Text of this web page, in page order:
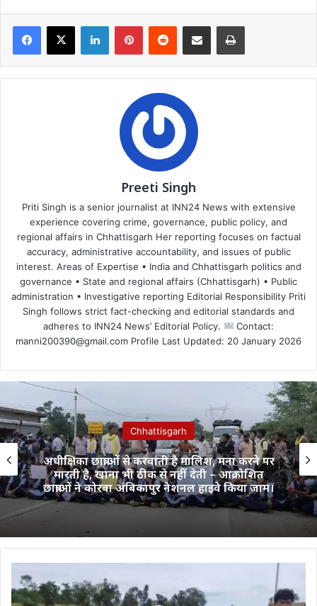
Facebook
X LinkedInPinterestReddit Share via Email Print
Preeti Singh
Priti Singh is a senior journalist at INN24 News with extensive
experience covering crime, governance, public policy, and
regional affairs in Chhattisgarh Her reporting focuses on factual
accuracy, administrative accountability, and issues of public
interest. Areas of Expertise • India and Chhattisgarh politics and
governance • State and regional affairs (Chhattisgarh) • Public
administration • Investigative reporting Editorial Responsibility Priti
Singh follows strict fact-checking and editorial standards and
adheres to INN24 News’ Editorial Policy.
Contact:
manni200390@gmail.com Profile Last Updated: 20 January 2026
Chhattisgarh
अधीक्षिका छात्राओं से करवाती है मालिश, मना करने पर
मारती है, खाना भी ठीक से नहीं देती – आक्रोशित
छात्राओं ने कोरबा अंबिकापुर नेशनल हाइवे किया जाम।
NH-
31